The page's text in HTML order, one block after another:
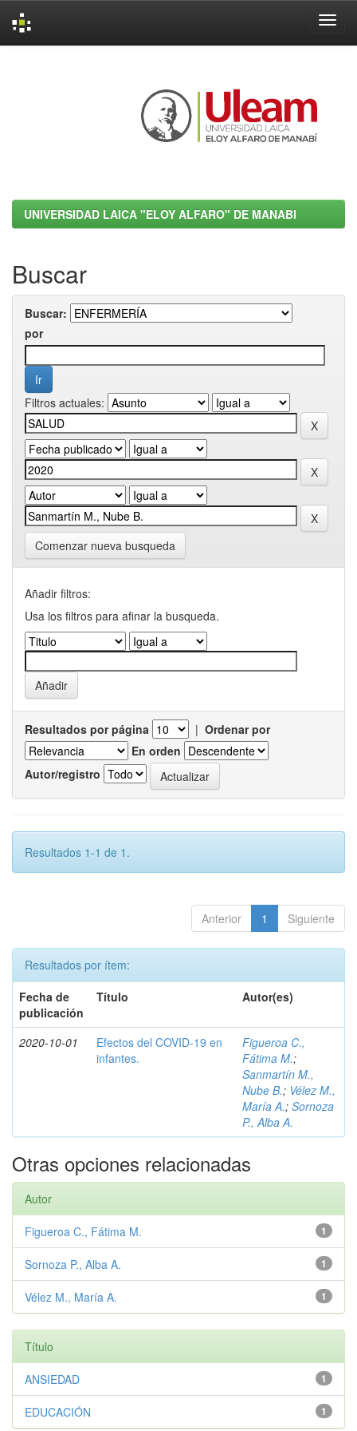
UNIVERSIDAD LAICA "ELOY ALFARO" DE MANABI
Buscar
Buscar:
por
Filtros actuales:
Comenzar nueva busqueda
Añadir filtros:
Usa los filtros para afinar la busqueda.
Resultados por página | Ordenar por
En orden
Autor/registro
Resultados 1-1 de 1.
Anterior 1 Siguiente
Resultados por ítem:
Fecha de
publicación
Título Autor(es)
2020-10-01
Efectos del COVID-19 en
infantes.
Figueroa C.,
Fátima M.;
Sanmartín M.,
Nube B.; Vélez M.,
María A.; Sornoza
P., Alba A.
Otras opciones relacionadas
Autor
1
Figueroa C., Fátima M.
1
Sornoza P., Alba A.
1
Vélez M., María A.
Título
1
ANSIEDAD
1
EDUCACIÓN